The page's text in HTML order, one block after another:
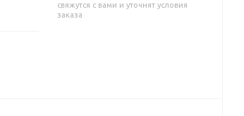
свяжутся с вами и уточнят условия
заказа